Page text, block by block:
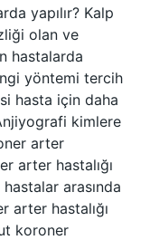
yapılır? Kalp
olan ve
hastalarda
yöntemi tercih
hasta için daha
kimlere
arter
arter hastalığı
arasında
arter hastalığı
koroner